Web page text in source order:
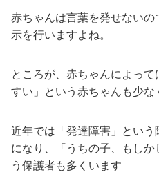
赤ちゃんは言葉を発せない
示を行いますよね。
ところが、赤ちゃんによっ
すい」という赤ちゃんも少な
近年では「発達障害」とい
になり、「うちの子、もし
う保護者も多くいます